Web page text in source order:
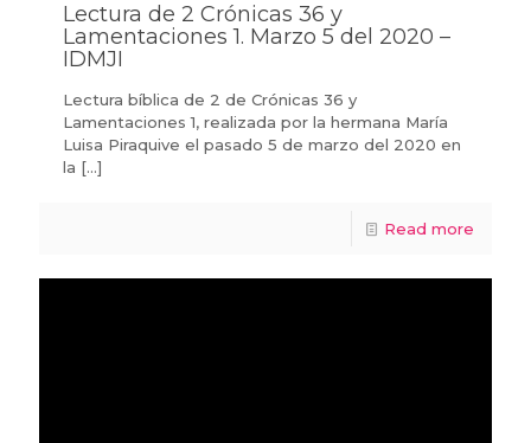
Lectura de 2 Crónicas 36 y
Lamentaciones 1. Marzo 5 del 2020 –
IDMJI
Lectura bíblica de 2 de Crónicas 36 y
Lamentaciones 1, realizada por la hermana María
Luisa Piraquive el pasado 5 de marzo del 2020 en
la […]
Read more